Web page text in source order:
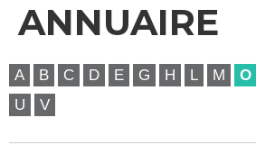
ANNUAIRE
A B C D E G H L M O
U
V